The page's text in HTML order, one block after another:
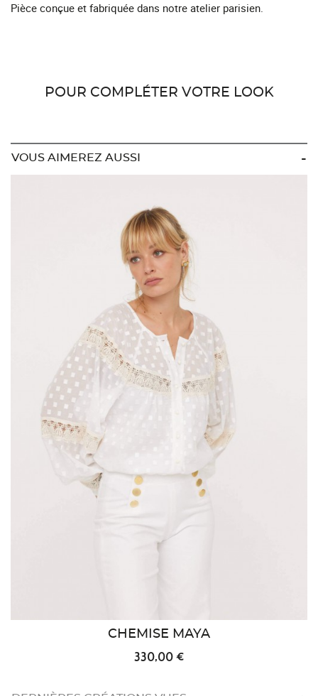
Pièce conçue et fabriquée dans notre atelier parisien.
POUR COMPLÉTER VOTRE LOOK
VOUS AIMEREZ AUSSI
CHEMISE MAYA
330,00 €